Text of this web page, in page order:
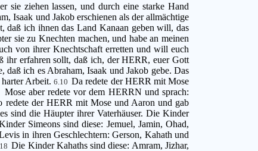
ziehen lassen, und durch eine starke Hand
Isaak und Jakob erschienen als der allmächtige
daß ich ihnen das Land Kanaan geben will, das
sie zu Knechten machen, und habe an meinen
von ihrer Knechtschaft erretten und will euch
erfahren sollt, daß ich, der HERR, euer Gott
ich es Abraham, Isaak und Jakob gebe. Das
Arbeit. 6.10 Da redete der HERR mit Mose
Mose aber redete vor dem HERRN und sprach:
redete der HERR mit Mose und Aaron und gab
sind die Häupter ihrer Vaterhäuser. Die Kinder
Simeons sind diese: Jemuel, Jamin, Ohad,
in ihren Geschlechtern: Gerson, Kahath und
Die Kinder Kahaths sind diese: Amram, Jizhar,